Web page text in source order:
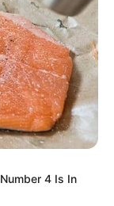
4 Is In